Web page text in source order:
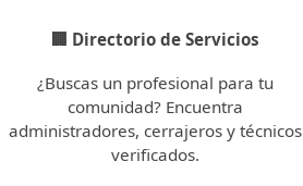
🏢 Directorio de Servicios
¿Buscas un profesional para tu
comunidad? Encuentra
administradores, cerrajeros y técnicos
verificados.